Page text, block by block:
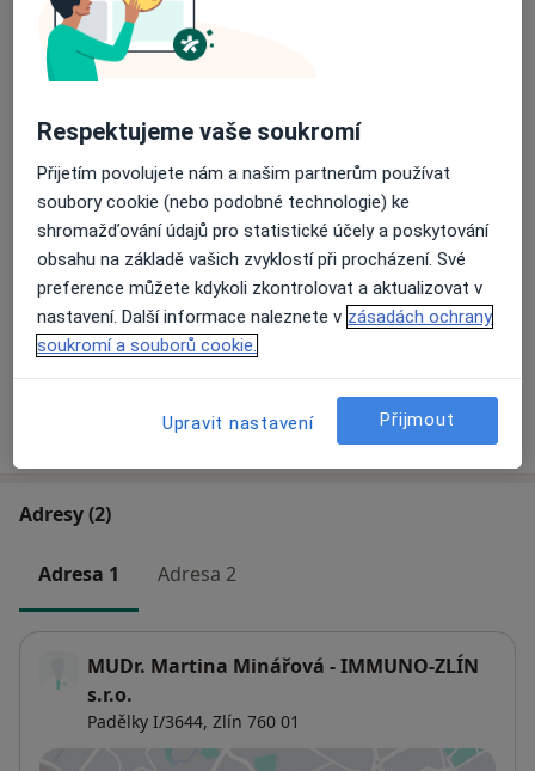
Detaily
Diagnostické vyšetření
Imunologické vyšetření
Detaily
Injekce
Detaily
+ 6 služby
Jak fungují ceny?
Adresy (2)
Adresa 1 Adresa 2
MUDr. Martina Minářová - IMMUNO-ZLÍN
s.r.o.
Padělky I/3644, Zlín 760 01
Respektujeme vaše soukromí
Přijetím povolujete nám a našim partnerům používat
soubory cookie (nebo podobné technologie) ke
shromažďování údajů pro statistické účely a poskytování
obsahu na základě vašich zvyklostí při procházení. Své
preference můžete kdykoli zkontrolovat a aktualizovat v
nastavení. Další informace naleznete v zásadách ochrany
soukromí a souborů cookie.
Upravit nastavení Přijmout